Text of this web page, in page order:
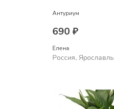
Антуриум
690 ₽
Елена
Россия, Ярославль